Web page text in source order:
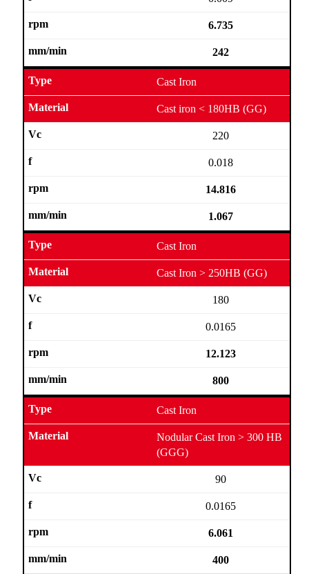
6.735
242
Cast Iron
Cast iron < 180HB (GG)
220
0.018
14.816
1.067
Cast Iron
Cast Iron > 250HB (GG)
180
0.0165
12.123
800
Cast Iron
Nodular Cast Iron > 300 HB
(GGG)
90
0.0165
6.061
400